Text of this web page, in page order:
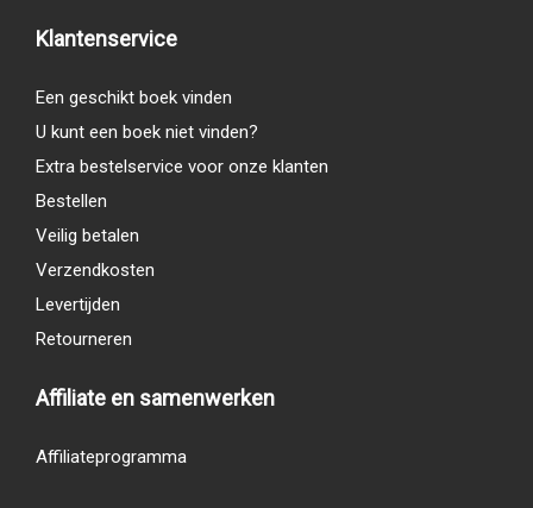
Klantenservice
Een geschikt boek vinden
U kunt een boek niet vinden?
Extra bestelservice voor onze klanten
Bestellen
Veilig betalen
Verzendkosten
Levertijden
Retourneren
Affiliate en samenwerken
Affiliateprogramma